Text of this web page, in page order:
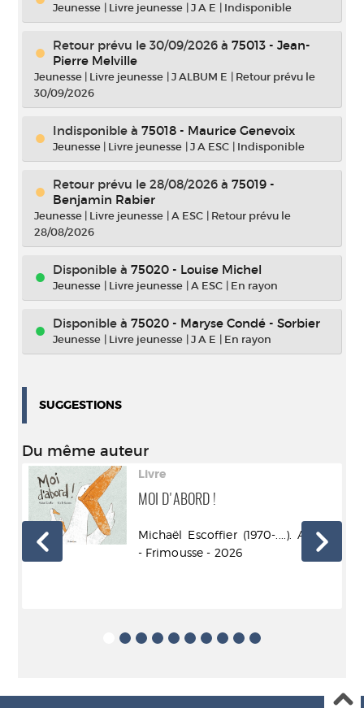
Jeunesse | Livre jeunesse |J A E | Indisponible
Retour prévu le 30/09/2026 à 75013 - Jean-
Pierre Melville
Jeunesse | Livre jeunesse |J ALBUM E | Retour prévu le
30/09/2026
Indisponible à 75018 - Maurice Genevoix
Jeunesse | Livre jeunesse |J A ESC | Indisponible
Retour prévu le 28/08/2026 à 75019 -
Benjamin Rabier
Jeunesse | Livre jeunesse |A ESC | Retour prévu le
28/08/2026
Disponible à 75020 - Louise Michel
Jeunesse | Livre jeunesse |A ESC | En rayon
Disponible à 75020 - Maryse Condé - Sorbier
Jeunesse | Livre jeunesse |J A E | En rayon
SUGGESTIONS
Du même auteur
Livre
MOI D'ABORD !
Michaël Escoffier (1970-....). Auteur
- Frimousse - 2026